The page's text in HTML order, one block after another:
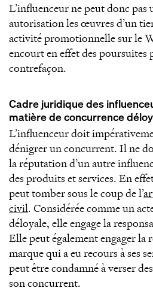
L’influenceur ne peut donc pas
autorisation les œuvres d’un
activité promotionnelle sur le
encourt en effet des poursuites
contrefaçon.
Cadre juridique des
matière de concurrence
L’influenceur doit
dénigrer un concurrent. Il ne
la réputation d’un autre
des produits et services. En
peut tomber sous le coup de l’
civil. Considérée comme un
déloyale, elle engage la
Elle peut également engager la
marque qui a eu recours à ses
peut être condamné à verser
son concurrent.